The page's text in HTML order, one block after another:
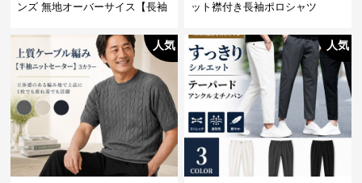
ンズ 無地オーバーサイス【長袖
ット襟付き長袖ポロシャツ
人気 人気